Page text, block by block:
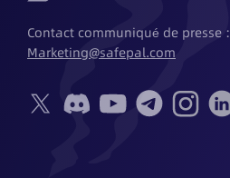
Contact communiqué de presse :
Marketing@safepal.com